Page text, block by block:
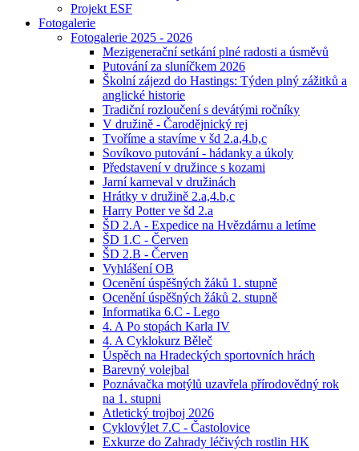
Projekt ESF
Fotogalerie
Fotogalerie 2025 - 2026
Mezigenerační setkání plné radosti a úsměvů
Putování za sluníčkem 2026
Školní zájezd do Hastings: Týden plný zážitků a
anglické historie
Tradiční rozloučení s devátými ročníky
V družině - Čarodějnický rej
Tvoříme a stavíme v šd 2.a,4.b,c
Sovíkovo putování - hádanky a úkoly
Představení v družince s kozami
Jarní karneval v družinách
Hrátky v družině 2.a,4.b,c
Harry Potter ve šd 2.a
ŠD 2.A - Expedice na Hvězdárnu a letíme
ŠD 1.C - Červen
ŠD 2.B - Červen
Vyhlášení OB
Ocenění úspěšných žáků 1. stupně
Ocenění úspěšných žáků 2. stupně
Informatika 6.C - Lego
4. A Po stopách Karla IV
4. A Cyklokurz Běleč
Úspěch na Hradeckých sportovních hrách
Barevný volejbal
Poznávačka motýlů uzavřela přírodovědný rok
na 1. stupni
Atletický trojboj 2026
Cyklovýlet 7.C - Častolovice
Exkurze do Zahrady léčivých rostlin HK